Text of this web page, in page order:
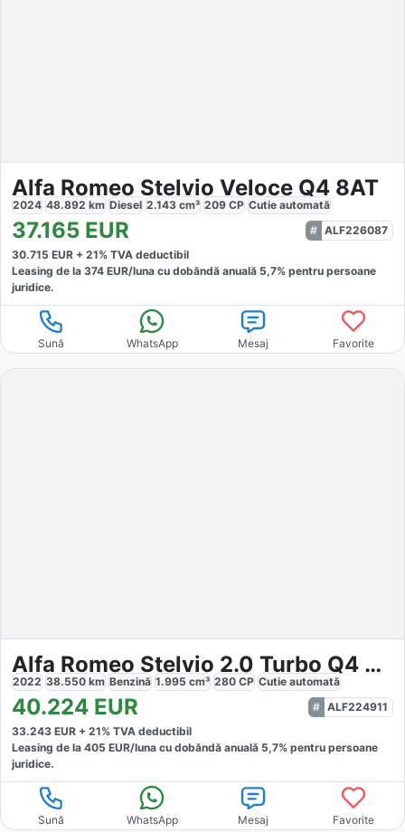
Alfa Romeo Stelvio Veloce Q4 8AT
2024 48.892 km Diesel 2.143 cm³ 209 CP Cutie automată
37.165 EUR
ALF226087
30.715 EUR + 21% TVA deductibil
Leasing de la 374 EUR/luna cu dobăndă anuală 5,7% pentru persoane
juridice.
Sună WhatsApp Mesaj Favorite
Alfa Romeo Stelvio 2.0 Turbo Q4 AT8 TI
2022 38.550 km Benzină 1.995 cm³ 280 CP Cutie automată
40.224 EUR
ALF224911
33.243 EUR + 21% TVA deductibil
Leasing de la 405 EUR/luna cu dobăndă anuală 5,7% pentru persoane
juridice.
Sună WhatsApp Mesaj Favorite